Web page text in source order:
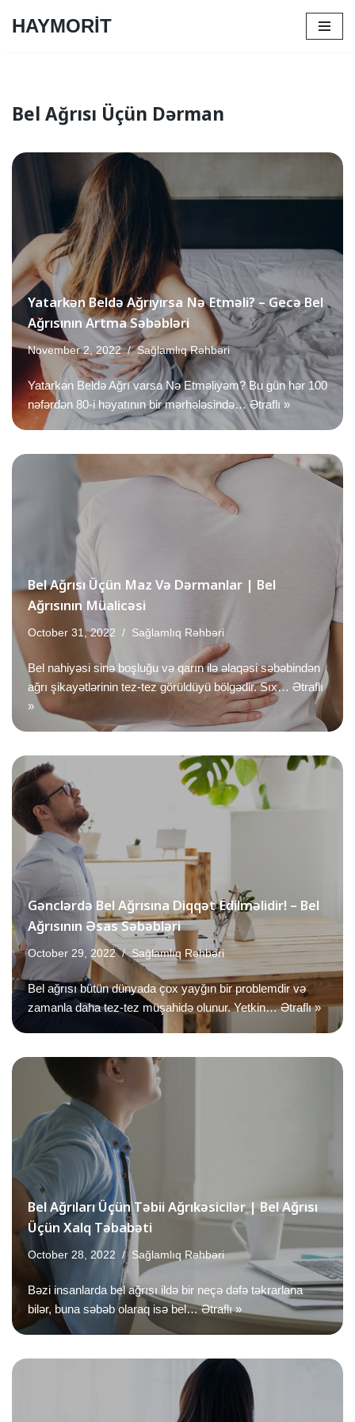
HAYMORİT
Bel Ağrısı Üçün Dərman
Yatarkən Beldə Ağrıyırsa Nə Etməli? – Gecə Bel
Ağrısının Artma Səbəbləri
November 2, 2022 Sağlamlıq Rəhbəri
Yatarkən Beldə Ağrı varsa Nə Etməliyəm? Bu gün hər 100
nəfərdən 80-i həyatının bir mərhələsində…Ətraflı »
Bel Ağrısı Üçün Maz Və Dərmanlar | Bel
Ağrısının Müalicəsi
October 31, 2022 Sağlamlıq Rəhbəri
Bel nahiyəsi sinə boşluğu və qarın ilə əlaqəsi səbəbindən
ağrı şikayətlərinin tez-tez görüldüyü bölgədir. Sıx… Ətraflı
»
Gənclərdə Bel Ağrısına Diqqət Edilməlidir! – Bel
Ağrısının Əsas Səbəbləri
October 29, 2022 Sağlamlıq Rəhbəri
Bel ağrısı bütün dünyada çox yayğın bir problemdir və
zamanla daha tez-tez müşahidə olunur. Yetkin…Ətraflı »
Bel Ağrıları Üçün Təbii Ağrıkəsicilər | Bel Ağrısı
Üçün Xalq Təbabəti
October 28, 2022 Sağlamlıq Rəhbəri
Bəzi insanlarda bel ağrısı ildə bir neçə dəfə təkrarlana
bilər, buna səbəb olaraq isə bel…Ətraflı »